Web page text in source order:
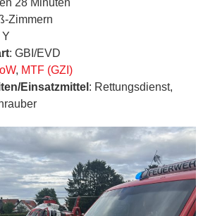
28 Minuten
Zimmern
Y
: GBI/EVD
, MTF (GZI)
Einsatzmittel : Rettungsdienst,